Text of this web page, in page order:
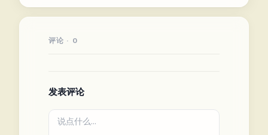
评论 · 0
发表评论